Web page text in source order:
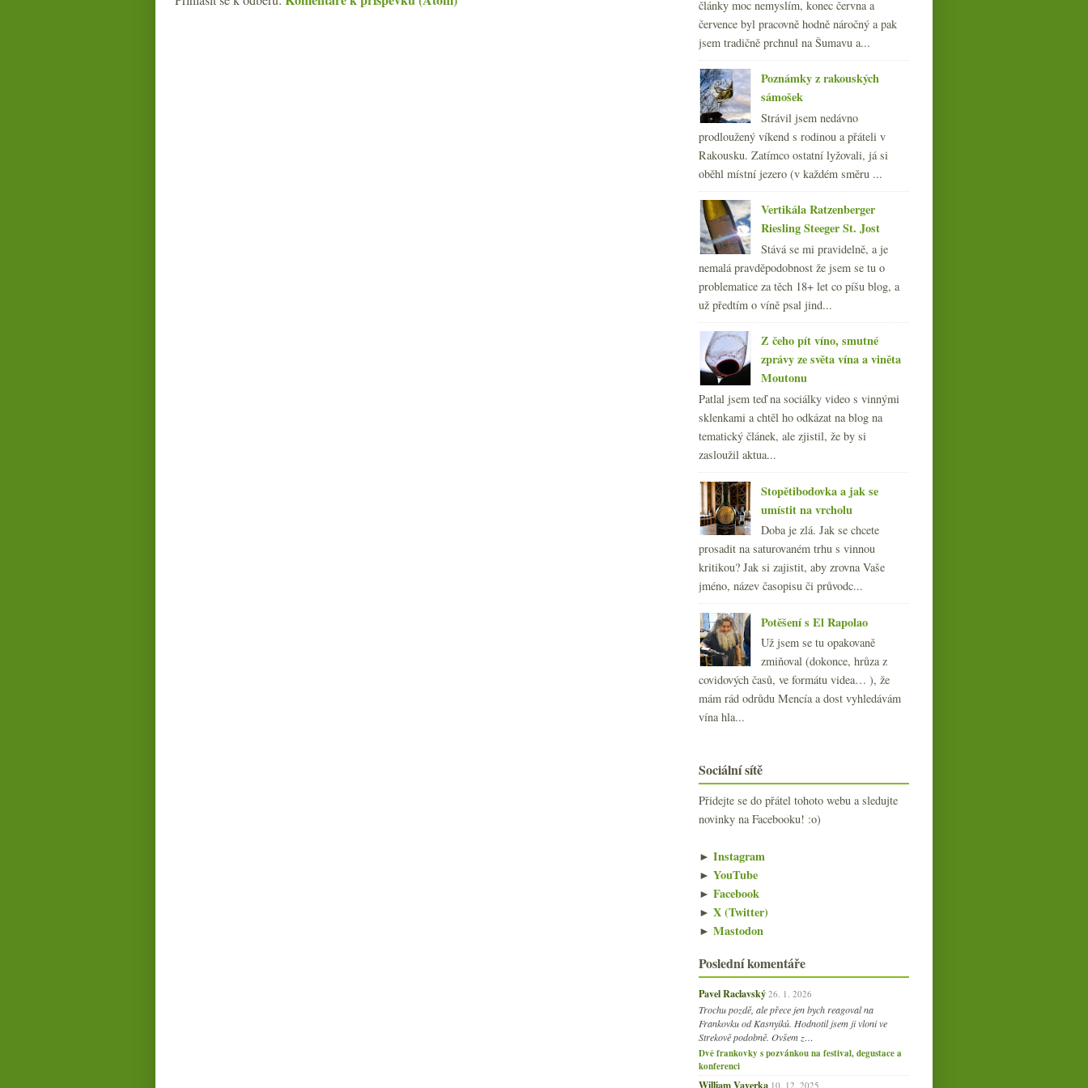
články moc nemyslím, konec června a
července byl pracovně hodně náročný a pak
jsem tradičně prchnul na Šumavu a...
Poznámky z rakouských
sámošek
Strávil jsem nedávno
prodloužený víkend s rodinou a přáteli v
Rakousku. Zatímco ostatní lyžovali, já si
oběhl místní jezero (v každém směru ...
Vertikála Ratzenberger
Riesling Steeger St. Jost
Stává se mi pravidelně, a je
nemalá pravděpodobnost že jsem se tu o
problematice za těch 18+ let co píšu blog, a
už předtím o víně psal jind...
Z čeho pít víno, smutné
zprávy ze světa vína a viněta
Moutonu
Patlal jsem teď na sociálky video s vinnými
sklenkami a chtěl ho odkázat na blog na
tematický článek, ale zjistil, že by si
zasloužil aktua...
Stopětibodovka a jak se
umístit na vrcholu
Doba je zlá. Jak se chcete
prosadit na saturovaném trhu s vinnou
kritikou? Jak si zajistit, aby zrovna Vaše
jméno, název časopisu či průvodc...
Potěšení s El Rapolao
Už jsem se tu opakovaně
zmiňoval (dokonce, hrůza z
covidových časů, ve formátu videa… ), že
mám rád odrůdu Mencía a dost vyhledávám
vína hla...
Sociální sítě
Přidejte se do přátel tohoto webu a sledujte
novinky na Facebooku! :o)
► Instagram
► YouTube
► Facebook
► X (Twitter)
► Mastodon
Poslední komentáře
Pavel Raclavský 26. 1. 2026
Trochu pozdě, ale přece jen bych reagoval na
Frankovku od Kasnyiků. Hodnotil jsem ji vloni ve
Strekově podobně. Ovšem z…
Dvě frankovky s pozvánkou na festival, degustace a
konferenci
William Vaverka 10. 12. 2025